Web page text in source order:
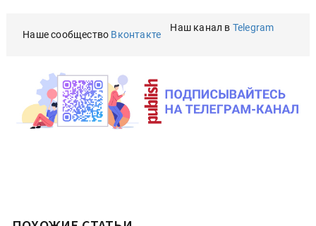
Наше сообщество Вконтакте
Наш канал в Telegram